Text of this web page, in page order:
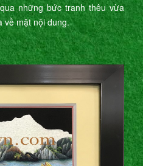
những bức tranh thêu vừa
về mặt nội dung.